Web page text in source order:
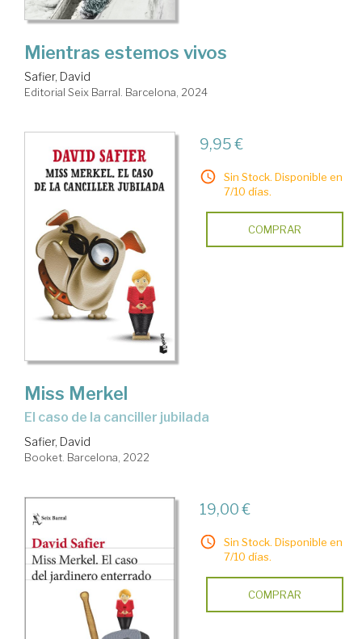
Mientras estemos vivos
Safier, David
Editorial Seix Barral. Barcelona, 2024
9,95 €
Sin Stock. Disponible en
7/10 días.
COMPRAR
Miss Merkel
el caso de la canciller jubilada
Safier, David
Booket. Barcelona, 2022
19,00 €
Sin Stock. Disponible en
7/10 días.
COMPRAR